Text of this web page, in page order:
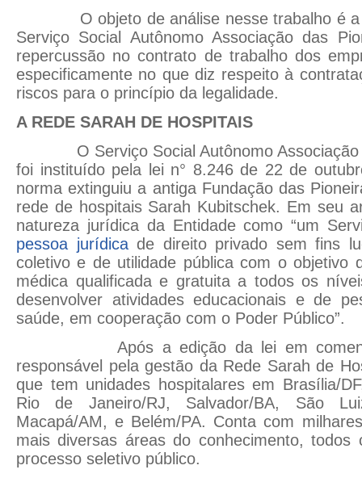
O objeto de análise nesse trabalho é a
Serviço Social Autônomo Associação das
repercussão no contrato de trabalho dos
especificamente no que diz respeito à
riscos para o princípio da legalidade.
A REDE SARAH DE HOSPITAIS
O Serviço Social Autônomo Associação
foi instituído pela lei n° 8.246 de 22 de
norma extinguiu a antiga Fundação das
rede de hospitais Sarah Kubitschek. Em seu
natureza jurídica da Entidade como “um
pessoa jurídicade direito privado sem fins
coletivo e de utilidade pública com o objetivo
médica qualificada e gratuita a todos os
desenvolver atividades educacionais e de
saúde, em cooperação com o Poder Público”.
Após a edição da lei em comento,
responsável pela gestão da Rede Sarah de
que tem unidades hospitalares em Brasília/
Rio de Janeiro/RJ, Salvador/BA, São
Macapá/AM, e Belém/PA. Conta com
mais diversas áreas do conhecimento, todos
processo seletivo público.